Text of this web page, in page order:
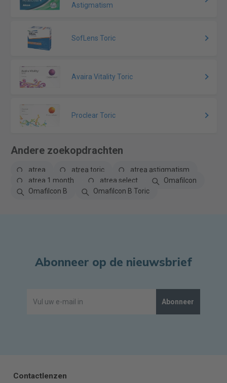
Astigmatism
SofLens Toric
Avaira Vitality Toric
Proclear Toric
Andere zoekopdrachten
atrea atrea toric
atrea astigmatism
atrea 1 month
atrea select
Omafilcon
Omafilcon B
Omafilcon B Toric
Abonneer op de nieuwsbrief
Abonneer
Contactlenzen